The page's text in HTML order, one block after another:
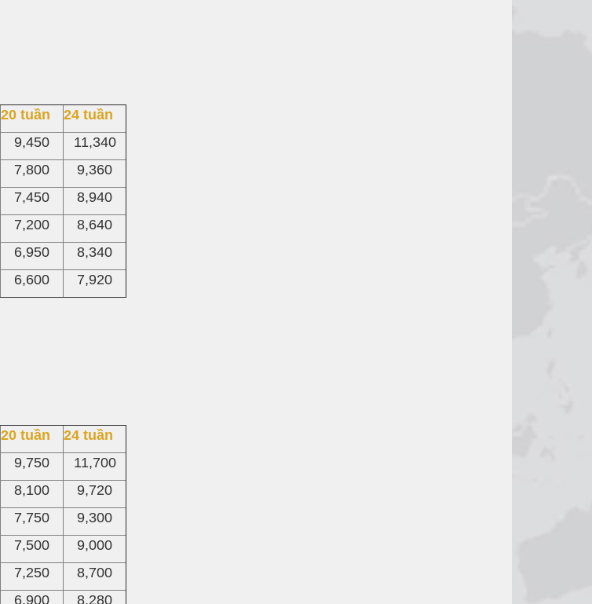
20 tuần
24 tuần
9,450
11,340
7,800
9,360
7,450
8,940
7,200
8,640
6,950
8,340
6,600 7,920
20 tuần
24 tuần
9,750
11,700
8,100
9,720
7,750
9,300
7,500
9,000
7,250
8,700
6,900 8,280